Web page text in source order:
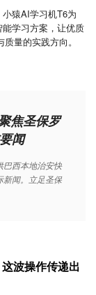
猿AI学习机T6为
学习方案，让优质
量的实践方向。
焦圣保罗
闻
巴西本地治安快
新闻。立足圣保
波操作传递出